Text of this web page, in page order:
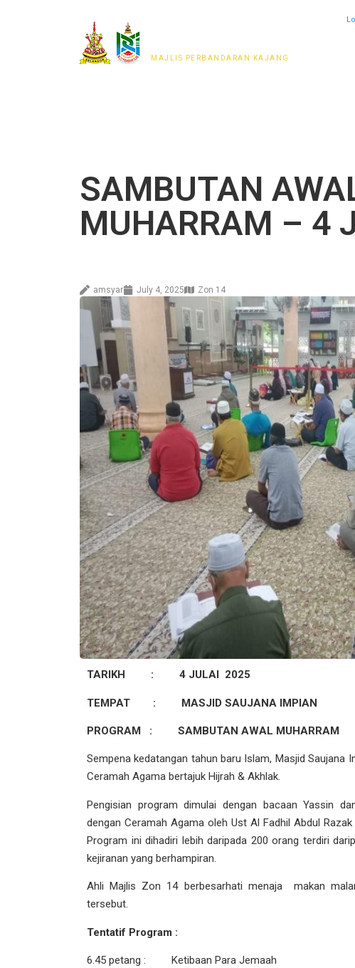
MAJLIS PERBANDARAN KAJANG
SAMBUTAN
MUHARRAM – 4
amsyar July 4, 2025 Zon 14
TARIKH : 4 JULAI 2025
TEMPAT : MASJID SAUJANA IMPIAN
PROGRAM : SAMBUTAN AWAL MUHARRAM
Sempena kedatangan tahun baru Islam, Masjid Saujana
Ceramah Agama bertajuk Hijrah & Akhlak.
Pengisian program dimulai dengan bacaan Yassin
dengan Ceramah Agama oleh Ust Al Fadhil Abdul
Program ini dihadiri lebih daripada 200 orang terdiri
kejiranan yang berhampiran.
Ahli Majlis Zon 14 berbesarhati menaja makan
tersebut.
Tentatif Program :
6.45 petang : Ketibaan Para Jemaah